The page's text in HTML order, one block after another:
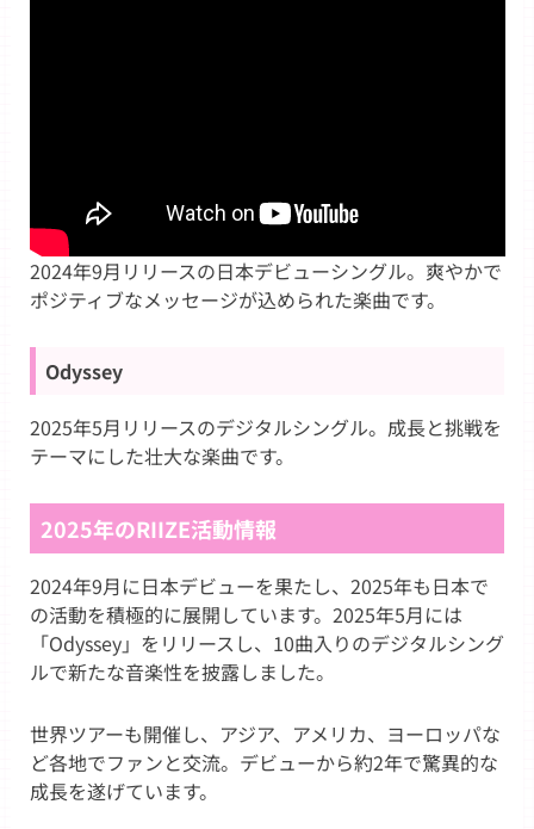
2024年9月リリースの日本デビューシングル。爽やかで
ポジティブなメッセージが込められた楽曲です。
Odyssey
2025年5月リリースのデジタルシングル。成長と挑戦を
テーマにした壮大な楽曲です。
2025年のRIIZE活動情報
2024年9月に日本デビューを果たし、2025年も日本で
の活動を積極的に展開しています。2025年5月には
「Odyssey」をリリースし、10曲入りのデジタルシング
ルで新たな音楽性を披露しました。
世界ツアーも開催し、アジア、アメリカ、ヨーロッパな
ど各地でファンと交流。デビューから約2年で驚異的な
成長を遂げています。